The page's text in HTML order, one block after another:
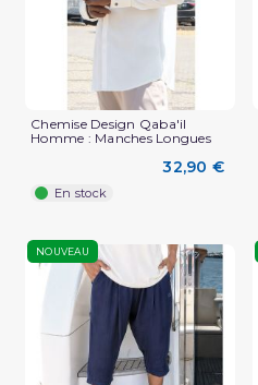
Chemise Design Qaba'il
Homme : Manches Longues
32,90 €
En stock
NOUVEAU